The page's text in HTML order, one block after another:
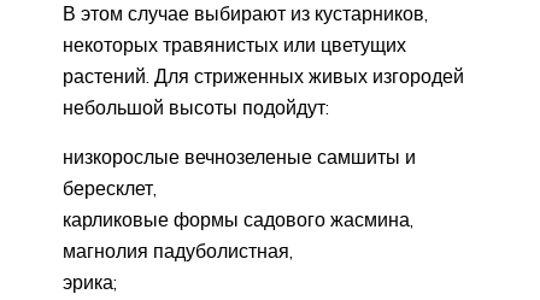
В этом случае выбирают из кустарников,
некоторых травянистых или цветущих
растений. Для стриженных живых изгородей
небольшой высоты подойдут:
низкорослые вечнозеленые самшиты и
бересклет,
карликовые формы садового жасмина,
магнолия падуболистная,
эрика;